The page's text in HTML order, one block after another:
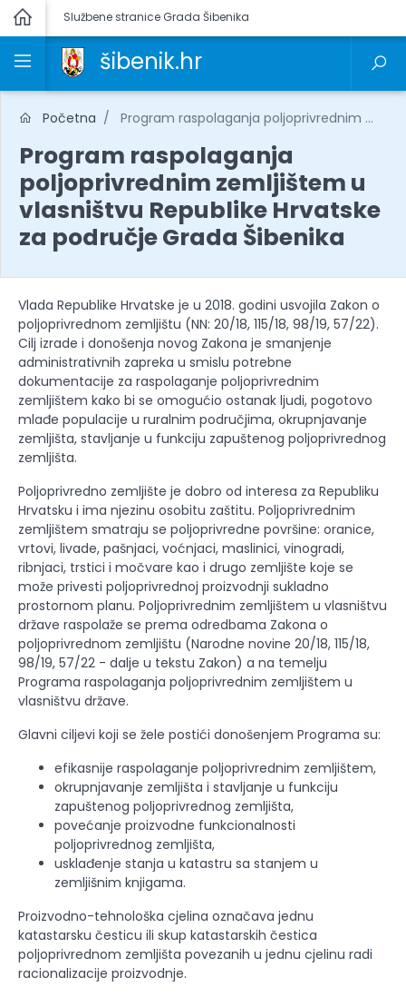
Službene stranice Grada Šibenika
šibenik.hr
Početna Program raspolaganja poljoprivrednim ...
Program raspolaganja
poljoprivrednim zemljištem u
vlasništvu Republike Hrvatske
za područje Grada Šibenika
Vlada Republike Hrvatske je u 2018. godini usvojila Zakon o
poljoprivrednom zemljištu (NN: 20/18, 115/18, 98/19, 57/22).
Cilj izrade i donošenja novog Zakona je smanjenje
administrativnih zapreka u smislu potrebne
dokumentacije za raspolaganje poljoprivrednim
zemljištem kako bi se omogućio ostanak ljudi, pogotovo
mlađe populacije u ruralnim područjima, okrupnjavanje
zemljišta, stavljanje u funkciju zapuštenog poljoprivrednog
zemljišta.
Poljoprivredno zemljište je dobro od interesa za Republiku
Hrvatsku i ima njezinu osobitu zaštitu. Poljoprivrednim
zemljištem smatraju se poljoprivredne površine: oranice,
vrtovi, livade, pašnjaci, voćnjaci, maslinici, vinogradi,
ribnjaci, trstici i močvare kao i drugo zemljište koje se
može privesti poljoprivrednoj proizvodnji sukladno
prostornom planu. Poljoprivrednim zemljištem u vlasništvu
države raspolaže se prema odredbama Zakona o
poljoprivrednom zemljištu (Narodne novine 20/18, 115/18,
98/19, 57/22 - dalje u tekstu Zakon) a na temelju
Programa raspolaganja poljoprivrednim zemljištem u
vlasništvu države.
Glavni ciljevi koji se žele postići donošenjem Programa su:
efikasnije raspolaganje poljoprivrednim zemljištem,
okrupnjavanje zemljišta i stavljanje u funkciju
zapuštenog poljoprivrednog zemljišta,
povećanje proizvodne funkcionalnosti
poljoprivrednog zemljišta,
usklađenje stanja u katastru sa stanjem u
zemljišnim knjigama.
Proizvodno-tehnološka cjelina označava jednu
katastarsku česticu ili skup katastarskih čestica
poljoprivrednom zemljišta povezanih u jednu cjelinu radi
racionalizacije proizvodnje.